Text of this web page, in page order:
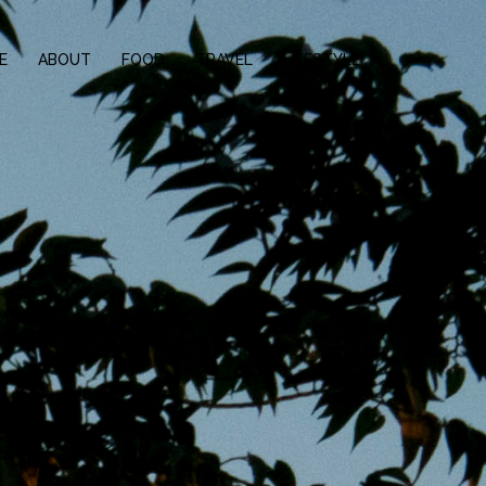
ABOUT FOOD TRAVEL LIFESTYLE